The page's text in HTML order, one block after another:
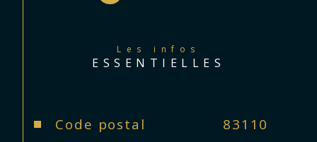
Les infos
ESSENTIELLES
Caractéristiques Valeurs
Code postal 83110
RESIDENCE STANDING FERMEE